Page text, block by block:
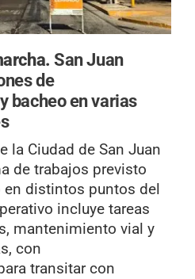
San Juan
de
bacheo en varias
la Ciudad de San Juan
de trabajos previsto
en distintos puntos del
incluye tareas
mantenimiento vial y
con
transitar con